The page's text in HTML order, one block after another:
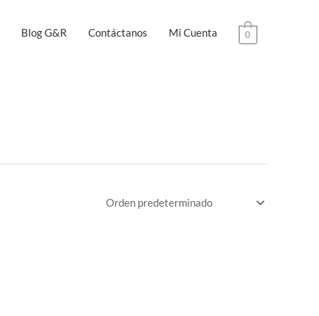
Blog G&R Contáctanos Mi Cuenta 0